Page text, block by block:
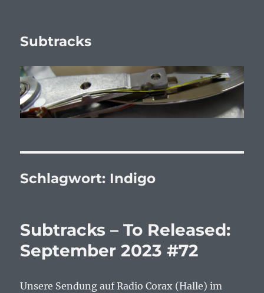
Subtracks
Schlagwort: Indigo
Subtracks – To Released:
September 2023 #72
Unsere Sendung auf Radio Corax (Halle) im